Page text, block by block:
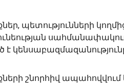
պետությունների
է
շնորհիվ ապահովվում